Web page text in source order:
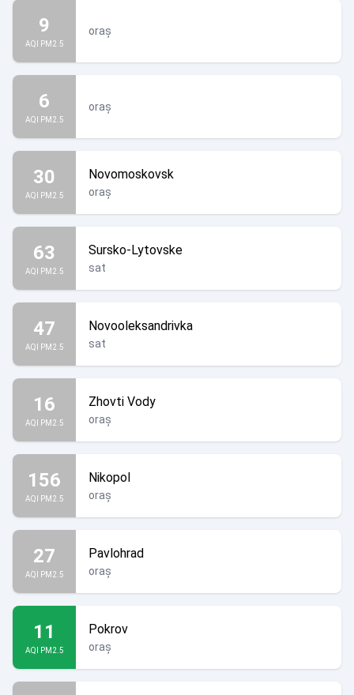
9
AQI PM2.5
oraș
6
AQI PM2.5
oraș
30
AQI PM2.5
Novomoskovsk
oraș
63
AQI PM2.5
Sursko-Lytovske
sat
47
AQI PM2.5
Novooleksandrivka
sat
16
AQI PM2.5
Zhovti Vody
oraș
156
AQI PM2.5
Nikopol
oraș
27
AQI PM2.5
Pavlohrad
oraș
11
AQI PM2.5
Pokrov
oraș